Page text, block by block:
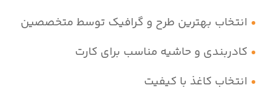
انتخاب بهترین طرح و گرافیک توسط متخصصین
کادربندی و حاشیه مناسب برای کارت
انتخاب کاغذ با کیفیت